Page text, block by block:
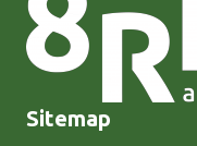
Sitemap